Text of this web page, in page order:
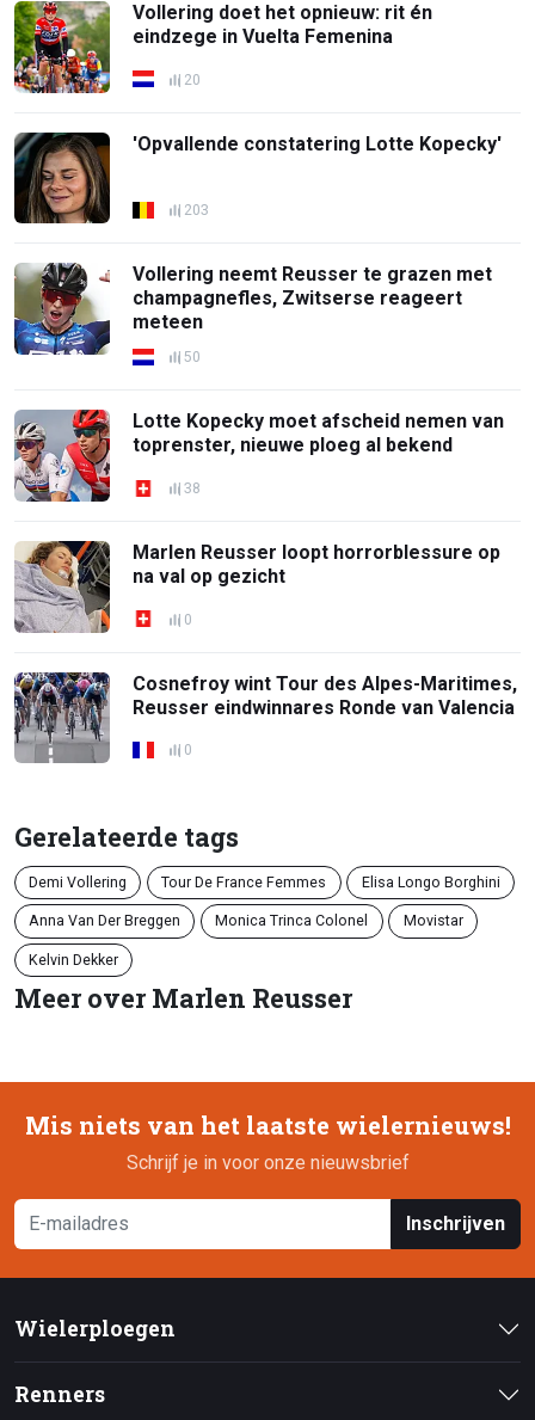
Vollering doet het opnieuw: rit én
eindzege in Vuelta Femenina
20
'Opvallende constatering Lotte Kopecky'
203
Vollering neemt Reusser te grazen met
champagnefles, Zwitserse reageert
meteen
50
Lotte Kopecky moet afscheid nemen van
toprenster, nieuwe ploeg al bekend
38
Marlen Reusser loopt horrorblessure op
na val op gezicht
0
Cosnefroy wint Tour des Alpes-Maritimes,
Reusser eindwinnares Ronde van Valencia
0
Gerelateerde tags
Demi Vollering Tour De France Femmes Elisa Longo Borghini
Anna Van Der Breggen Monica Trinca Colonel Movistar
Kelvin Dekker
Meer over Marlen Reusser
Mis niets van het laatste wielernieuws!
Schrijf je in voor onze nieuwsbrief
Inschrijven
Wielerploegen
Renners